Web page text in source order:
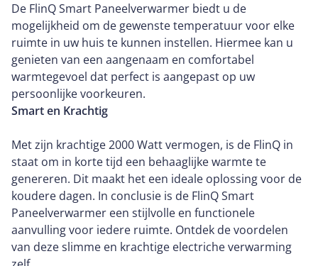
De FlinQ Smart Paneelverwarmer biedt u de
mogelijkheid om de gewenste temperatuur voor elke
ruimte in uw huis te kunnen instellen. Hiermee kan u
genieten van een aangenaam en comfortabel
warmtegevoel dat perfect is aangepast op uw
persoonlijke voorkeuren.
Smart en Krachtig
Met zijn krachtige 2000 Watt vermogen, is de FlinQ in
staat om in korte tijd een behaaglijke warmte te
genereren. Dit maakt het een ideale oplossing voor de
koudere dagen. In conclusie is de FlinQ Smart
Paneelverwarmer een stijlvolle en functionele
aanvulling voor iedere ruimte. Ontdek de voordelen
van deze slimme en krachtige electriche verwarming